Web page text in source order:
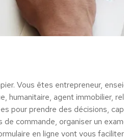
Vous êtes entrepreneur,
humanitaire, agent immobilier,
pour prendre des décisions,
commande, organiser un
en ligne vont vous